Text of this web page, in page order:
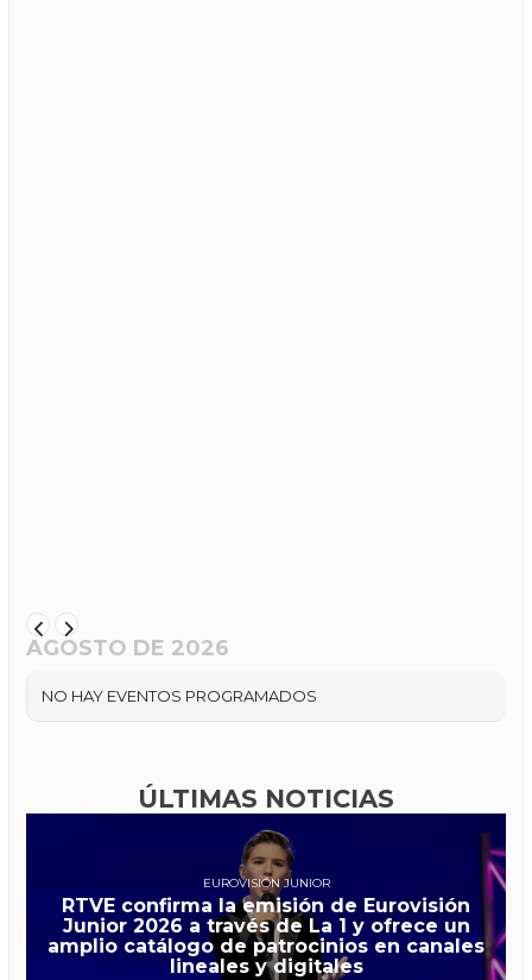
AGOSTO DE 2026
NO HAY EVENTOS PROGRAMADOS
ÚLTIMAS NOTICIAS
EUROVISIÓN JUNIOR
RTVE confirma la emisión de Eurovisión
Junior 2026 a través de La 1 y ofrece un
amplio catálogo de patrocinios en canales
lineales y digitales